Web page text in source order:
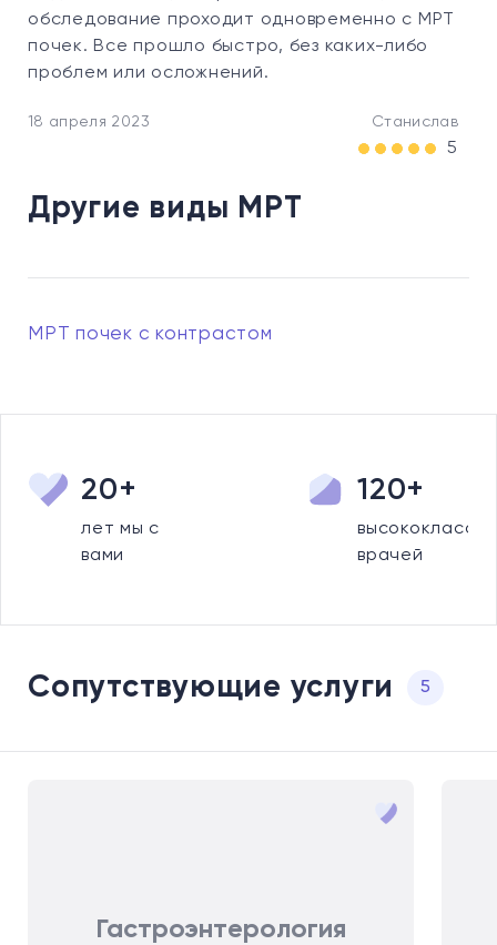
обследование проходит одновременно с МРТ
почек. Все прошло быстро, без каких-либо
проблем или осложнений.
18 апреля 2023 Станислав
5
Другие виды МРТ
МРТ почек с контрастом
20+
лет мы с
вами
120+
врачей
Сопутствующие услуги 5
Гастроэнтерология